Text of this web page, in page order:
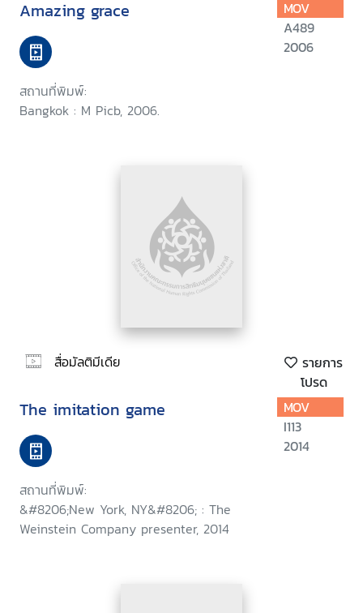
Amazing grace
สถานที่พิมพ์:
Bangkok : M Picb, 2006.
MOV
A489
2006
สื่อมัลติมีเดีย
รายการ
โปรด
The imitation game
สถานที่พิมพ์:
&#8206;New York, NY&#8206; : The
Weinstein Company presenter, 2014
MOV
I113
2014